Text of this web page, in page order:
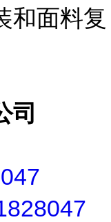
和面料复
司